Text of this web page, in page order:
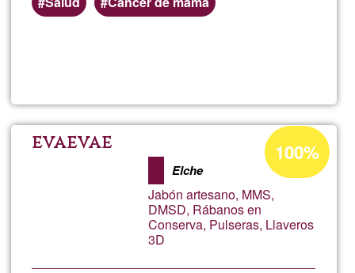
evaevae
Elche
Jabón artesano, MMS,
DMSD, Rábanos en
Conserva, Pulseras, Llaveros
3D
Acceptance
percentage
Ğ1
100%